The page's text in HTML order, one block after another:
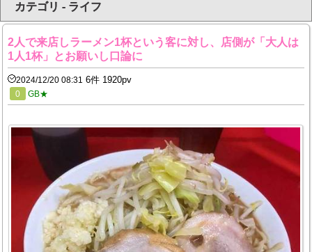
カテゴリ - ライフ
2人で来店しラーメン1杯という客に対し、店側が「大人は
1人1杯」とお願いし口論に
2024/12/20 08:31 6件 1920pv
0 GB★